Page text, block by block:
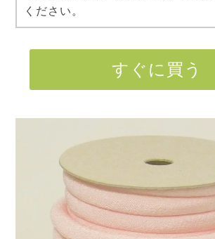
ください。
すぐに買う